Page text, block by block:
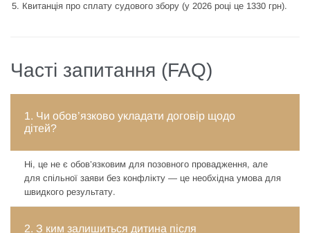
Квитанція про сплату судового збору (у 2026 році це 1330 грн).
Часті запитання (FAQ)
1. Чи обов’язково укладати договір щодо
дітей?
Ні, це не є обов’язковим для позовного провадження, але
для спільної заяви без конфлікту — це необхідна умова для
швидкого результату.
2. З ким залишиться дитина після